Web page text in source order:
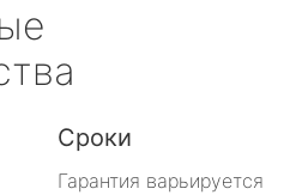
Сроки
Гарантия варьируется